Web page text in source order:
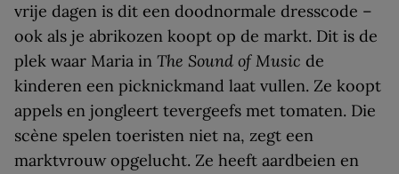
vrije dagen is dit een doodnormale dresscode –
ook als je abrikozen koopt op de markt. Dit is de
plek waar Maria in The Sound of Music de
kinderen een picknickmand laat vullen. Ze koopt
appels en jongleert tevergeefs met tomaten. Die
scène spelen toeristen niet na, zegt een
marktvrouw opgelucht. Ze heeft aardbeien en